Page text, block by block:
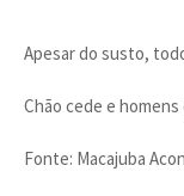
Apesar do susto,
Chão cede e
Fonte: Macajuba